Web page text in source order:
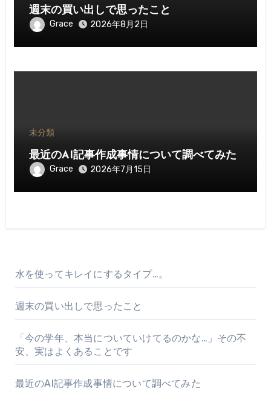
週末の買い出しで思ったこと
Grace 2026年8月2日
未分類
最近のAI記事作成事情について調べてみた
Grace 2026年7月15日
水を使ってキレイにするタイプ…。
週末の買い出しで思ったこと
「今の学年、本当についていけてるのかな…」その不
安、実はよくあることです
最近のAI記事作成事情について調べてみた